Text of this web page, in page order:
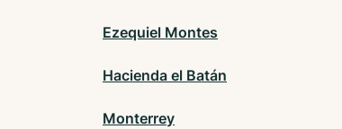
Ezequiel Montes
Hacienda el Batán
Monterrey